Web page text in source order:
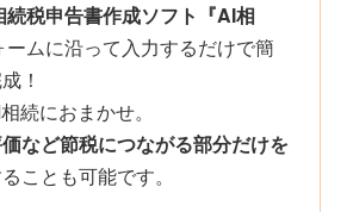
続税申告書作成ソフト『AI相
ームに沿って入力するだけで簡
！
続におまかせ。
など節税につながる部分だけを
ことも可能です。